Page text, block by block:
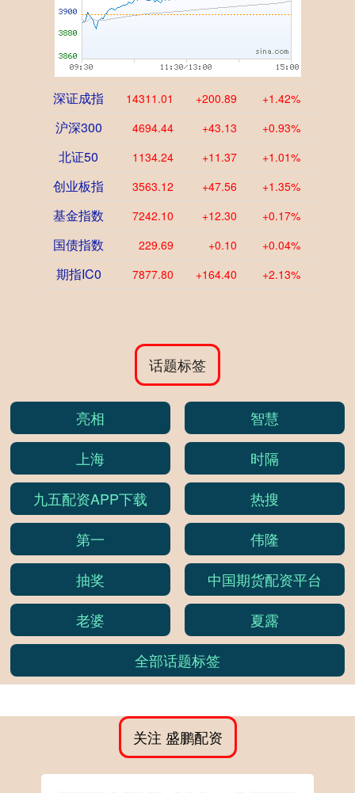
深证成指 14311.01 +200.89 +1.42%
沪深300 4694.44 +43.13 +0.93%
北证50 1134.24 +11.37 +1.01%
创业板指 3563.12 +47.56 +1.35%
基金指数 7242.10 +12.30 +0.17%
国债指数 229.69 +0.10 +0.04%
期指IC0 7877.80 +164.40 +2.13%
话题标签
亮相
智慧
上海
时隔
九五配资APP下载
热搜
第一
伟隆
抽奖
中国期货配资平台
老婆
夏露
全部话题标签
关注 盛鹏配资